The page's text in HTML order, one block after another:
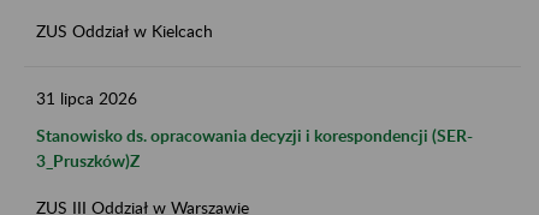
ZUS Oddział w Kielcach
31 lipca 2026
Stanowisko ds. opracowania decyzji i korespondencji (SER-
3_Pruszków)Z
ZUS III Oddział w Warszawie